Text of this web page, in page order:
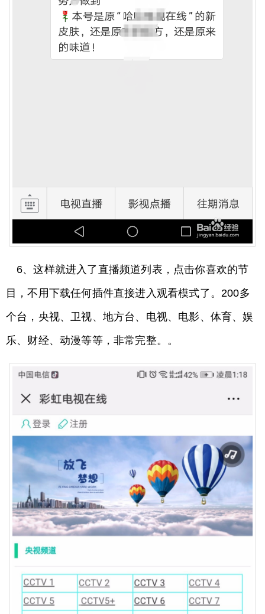
6、这样就进入了直播频道列表，点击你喜欢的节
目，不用下载任何插件直接进入观看模式了。200多
个台，央视、卫视、地方台、电视、电影、体育、娱
乐、财经、动漫等等，非常完整。。